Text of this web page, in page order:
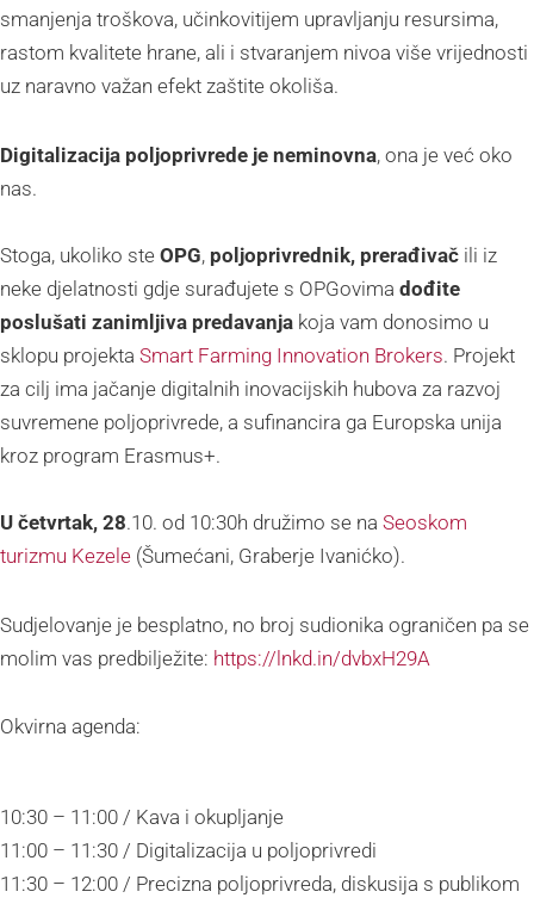
smanjenja troškova, učinkovitijem upravljanju resursima,
rastom kvalitete hrane, ali i stvaranjem nivoa više vrijednosti
uz naravno važan efekt zaštite okoliša.
Digitalizacija poljoprivrede je neminovna, ona je već oko
nas.
Stoga, ukoliko ste OPG, poljoprivrednik, prerađivač ili iz
neke djelatnosti gdje surađujete s OPGovima dođite
poslušati zanimljiva predavanja koja vam donosimo u
sklopu projekta Smart Farming Innovation Brokers. Projekt
za cilj ima jačanje digitalnih inovacijskih hubova za razvoj
suvremene poljoprivrede, a sufinancira ga Europska unija
kroz program Erasmus+.
U četvrtak, 28.10. od 10:30h družimo se na Seoskom
turizmu Kezele (Šumećani, Graberje Ivanićko).
Sudjelovanje je besplatno, no broj sudionika ograničen pa se
molim vas predbilježite: https://lnkd.in/dvbxH29A
Okvirna agenda:
10:30 – 11:00 / Kava i okupljanje
11:00 – 11:30 / Digitalizacija u poljoprivredi
11:30 – 12:00 / Precizna poljoprivreda, diskusija s publikom